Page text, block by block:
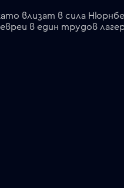
влизат в сила
в един трудов